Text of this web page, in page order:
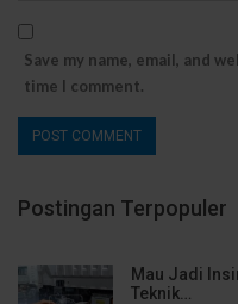
Save my name, email, and
time I comment.
Postingan Terpopuler
Mau Jadi
Teknik…